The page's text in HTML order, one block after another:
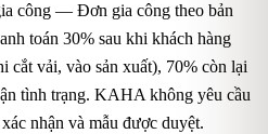
công — Đơn gia công theo bản
toán 30% sau khi khách hàng
cắt vải, vào sản xuất), 70% còn lại
tình trạng. KAHA không yêu cầu
nhận và mẫu được duyệt.